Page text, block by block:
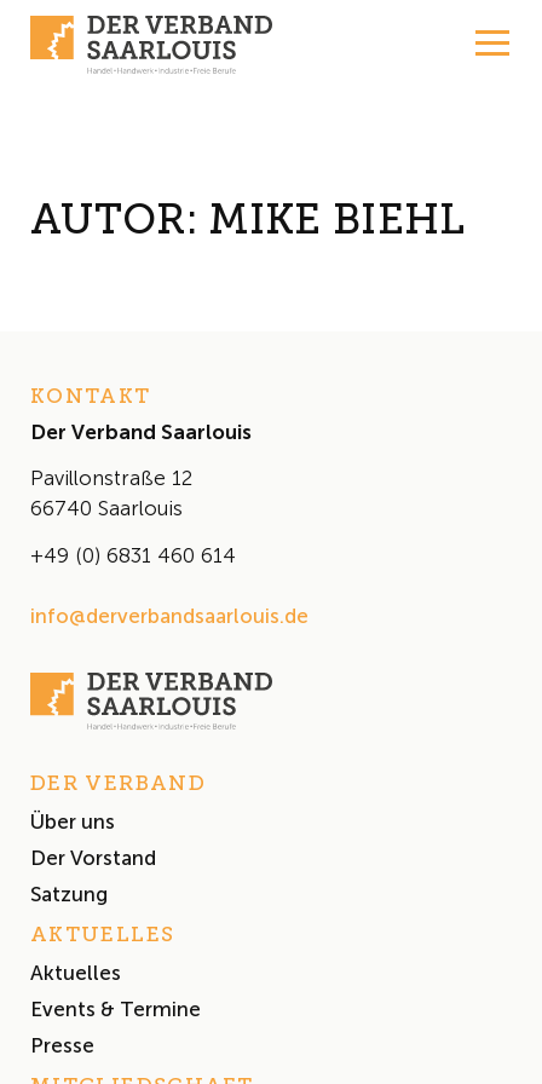
AUTOR: MIKE BIEHL
KONTAKT
Der Verband Saarlouis
Pavillonstraße 12
66740 Saarlouis
+49 (0) 6831 460 614
info@derverbandsaarlouis.de
DER VERBAND
Über uns
Der Vorstand
Satzung
AKTUELLES
Aktuelles
Events & Termine
Presse